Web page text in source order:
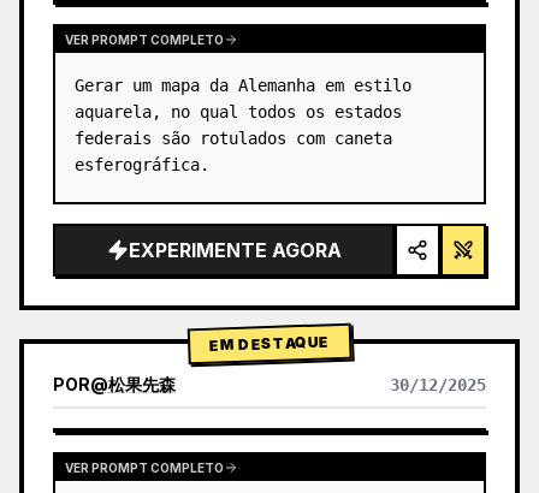
VER PROMPT COMPLETO
Gerar um mapa da Alemanha em estilo
aquarela, no qual todos os estados
federais são rotulados com caneta
esferográfica.
EXPERIMENTE AGORA
EM DESTAQUE
POR@松果先森 30/12/2025
VER PROMPT COMPLETO